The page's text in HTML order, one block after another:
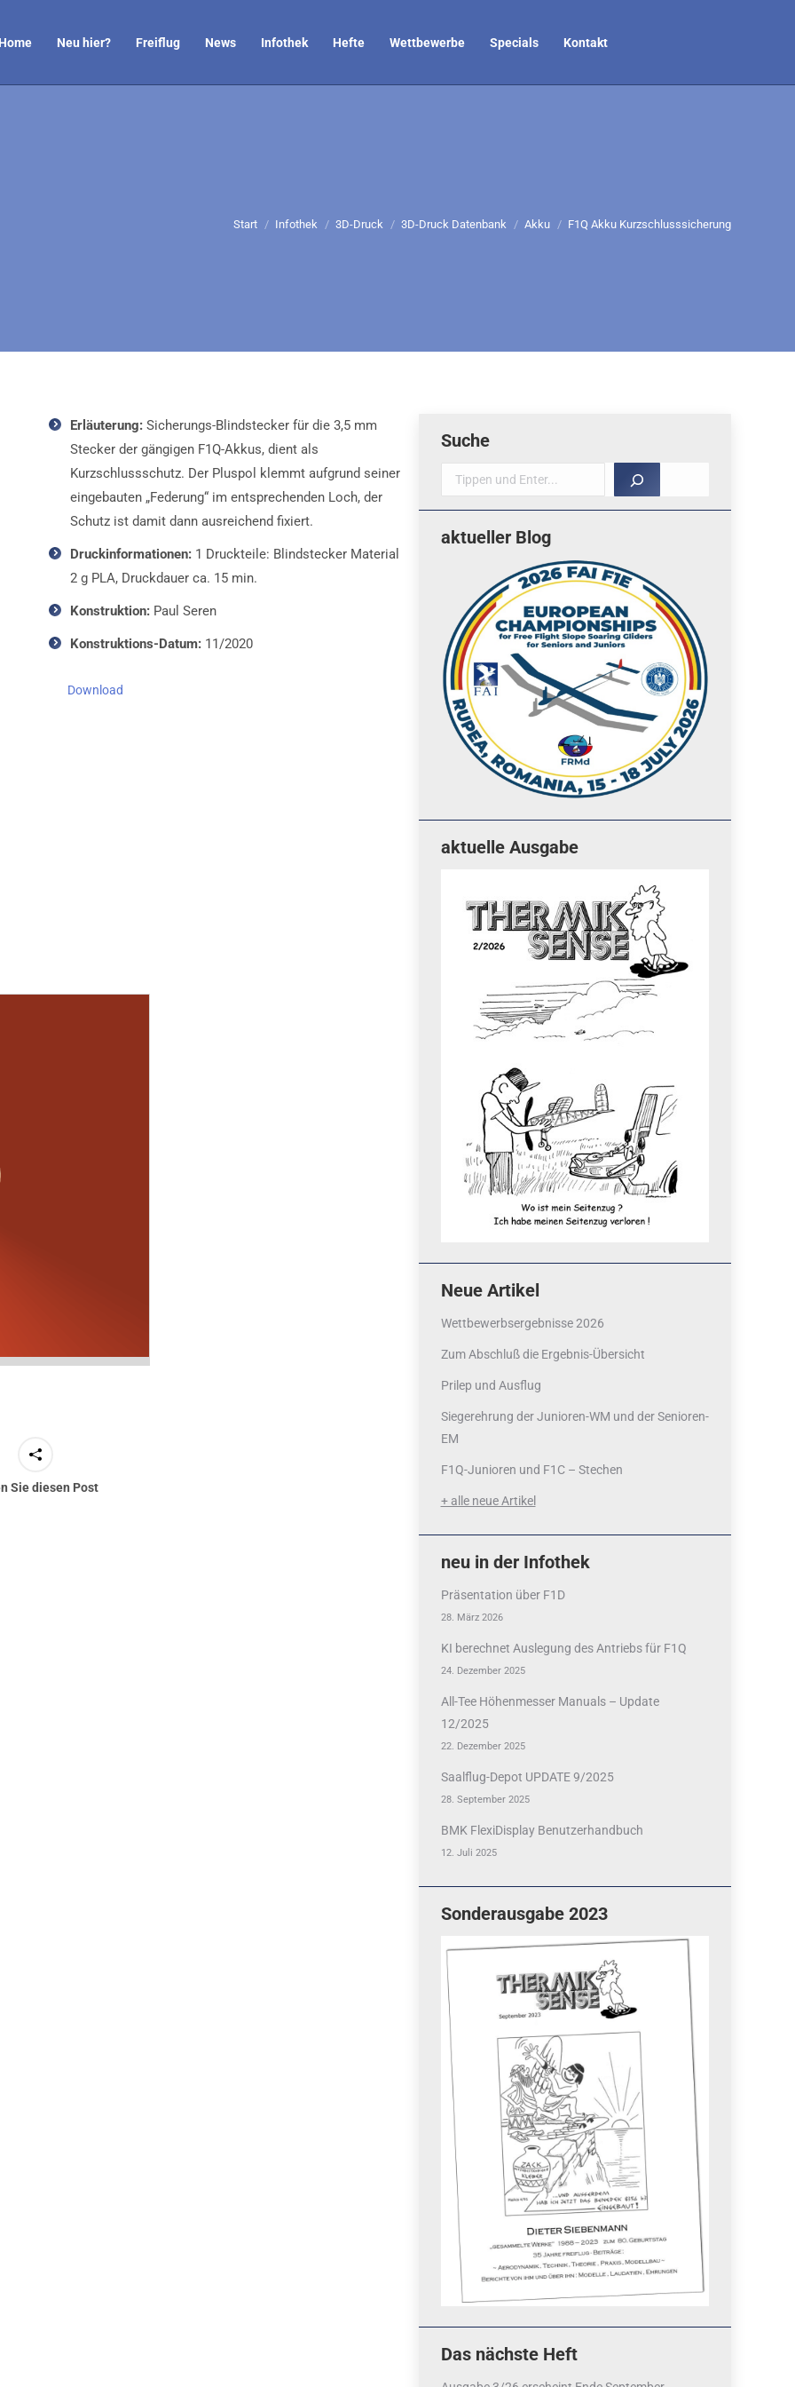
Neu hier? Freiflug News Infothek Hefte Wettbewerbe Specials Kontakt
Sie befinden sich hier:
Start Infothek 3D-Druck 3D-Druck Datenbank Akku F1Q Akku Kurzschlusssicherung
Erläuterung: Sicherungs-Blindstecker für die 3,5 mm
Stecker der gängigen F1Q-Akkus, dient als
Kurzschlussschutz. Der Pluspol klemmt aufgrund seiner
eingebauten „Federung“ im entsprechenden Loch, der
Schutz ist damit dann ausreichend fixiert.
Druckinformationen: 1 Druckteile: Blindstecker Material
2 g PLA, Druckdauer ca. 15 min.
Konstruktion: Paul Seren
Konstruktions-Datum: 11/2020
Download
Sie diesen Post
Suche
Suche
aktueller Blog
aktuelle Ausgabe
Neue Artikel
Wettbewerbsergebnisse 2026
Zum Abschluß die Ergebnis-Übersicht
Prilep und Ausflug
Siegerehrung der Junioren-WM und der Senioren-
EM
F1Q-Junioren und F1C – Stechen
+ alle neue Artikel
neu in der Infothek
Präsentation über F1D
28. März 2026
KI berechnet Auslegung des Antriebs für F1Q
24. Dezember 2025
All-Tee Höhenmesser Manuals – Update
12/2025
22. Dezember 2025
Saalflug-Depot UPDATE 9/2025
28. September 2025
BMK FlexiDisplay Benutzerhandbuch
12. Juli 2025
Sonderausgabe 2023
Das nächste Heft
Instagram
Quicklinks
News
Termine
Ergebnisse
bezahlen mit / pay by
PayPal
Datenschutzerklärung
Cookie-Richtlinie (EU)